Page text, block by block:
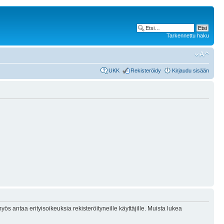
Tarkennettu haku
UKK Rekisteröidy Kirjaudu sisään
antaa erityisoikeuksia rekisteröityneille käyttäjille. Muista lukea